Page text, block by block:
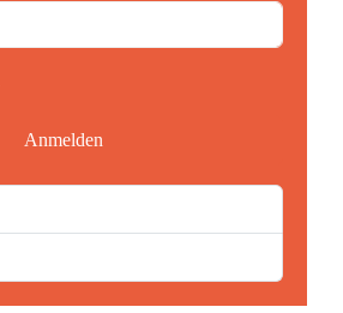
Anmelden